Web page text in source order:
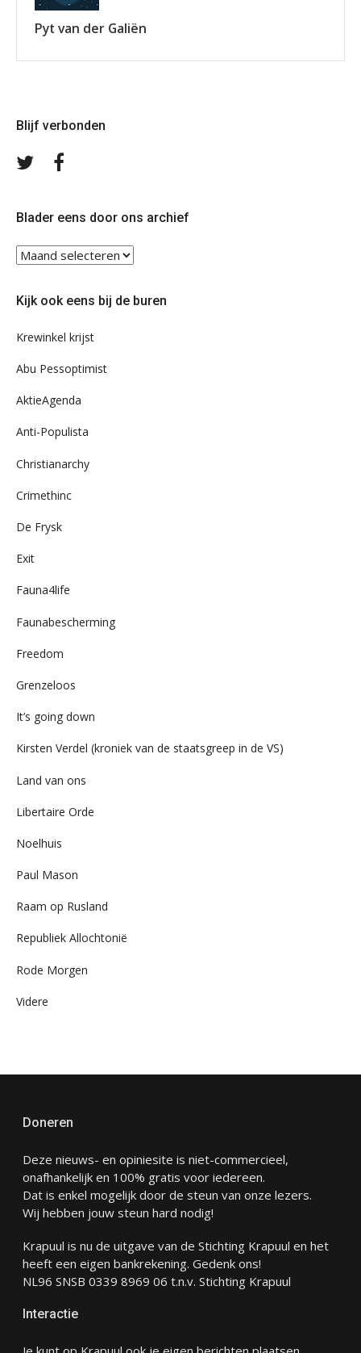
Pyt van der Galiën
Blijf verbonden
Volg
Blader eens door ons archief
Blader
eens
ons
Kijk ook eens bij de buren
Krewinkel krijst
Abu Pessoptimist
AktieAgenda
Anti-Populista
Christianarchy
Crimethinc
De Frysk
Exit
Fauna4life
Faunabescherming
Freedom
Grenzeloos
It’s going down
Kirsten Verdel (kroniek van de staatsgreep in de VS)
Land van ons
Libertaire Orde
Noelhuis
Paul Mason
Raam op Rusland
Republiek Allochtonië
Rode Morgen
Videre
Doneren
Deze nieuws- en opiniesite is niet-commercieel,
onafhankelijk en 100% gratis voor iedereen.
Dat is enkel mogelijk door de steun van onze lezers.
Wij hebben jouw steun hard nodig!
Krapuul is nu de uitgave van de Stichting Krapuul en het
heeft een eigen bankrekening. Gedenk ons!
NL96 SNSB 0339 8969 06 t.n.v. Stichting Krapuul
Interactie